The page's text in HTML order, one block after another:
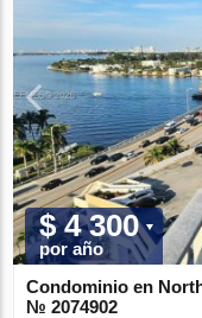
$ 4 300
por año
Condominio en
№ 2074902